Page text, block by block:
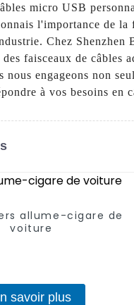
micro USB
l'importance de
Chez
faisceaux de câbles
nous engageons non
à vos besoins
allume-cigare de
voiture
savoir plus